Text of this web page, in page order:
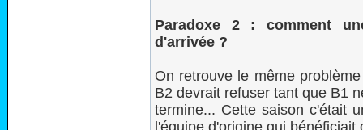
Paradoxe 2 : comment
d'arrivée ?
On retrouve le même
B2 devrait refuser tant que B1
termine... Cette saison c'était
l'équipe d'origine qui